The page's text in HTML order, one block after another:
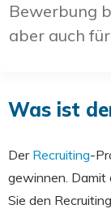
Bewerbung
aber auch
Was ist
Der Recruiting-
gewinnen. Damit
Sie den